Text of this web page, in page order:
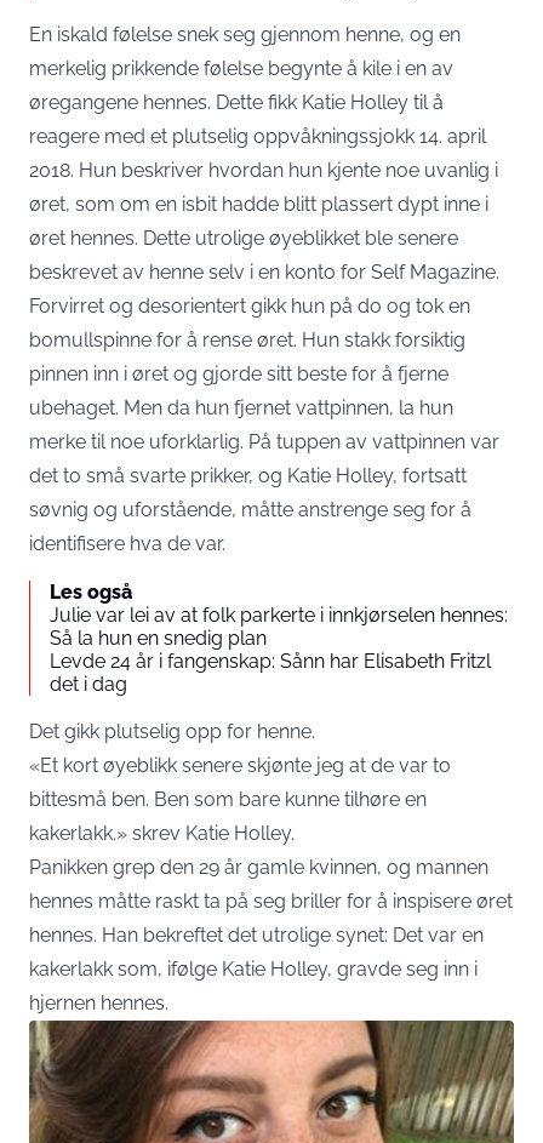
En iskald følelse snek seg gjennom henne, og en
merkelig prikkende følelse begynte å kile i en av
øregangene hennes. Dette fikk Katie Holley til å
reagere med et plutselig oppvåkningssjokk 14. april
2018. Hun beskriver hvordan hun kjente noe uvanlig i
øret, som om en isbit hadde blitt plassert dypt inne i
øret hennes. Dette utrolige øyeblikket ble senere
beskrevet av henne selv i en konto for Self Magazine.
Forvirret og desorientert gikk hun på do og tok en
bomullspinne for å rense øret. Hun stakk forsiktig
pinnen inn i øret og gjorde sitt beste for å fjerne
ubehaget. Men da hun fjernet vattpinnen, la hun
merke til noe uforklarlig. På tuppen av vattpinnen var
det to små svarte prikker, og Katie Holley, fortsatt
søvnig og uforstående, måtte anstrenge seg for å
identifisere hva de var.
Les også
Julie var lei av at folk parkerte i innkjørselen hennes:
Så la hun en snedig plan
Levde 24 år i fangenskap: Sånn har Elisabeth Fritzl
det i dag
Det gikk plutselig opp for henne.
«Et kort øyeblikk senere skjønte jeg at de var to
bittesmå ben. Ben som bare kunne tilhøre en
kakerlakk.» skrev Katie Holley.
Panikken grep den 29 år gamle kvinnen, og mannen
hennes måtte raskt ta på seg briller for å inspisere øret
hennes. Han bekreftet det utrolige synet: Det var en
kakerlakk som, ifølge Katie Holley, gravde seg inn i
hjernen hennes.